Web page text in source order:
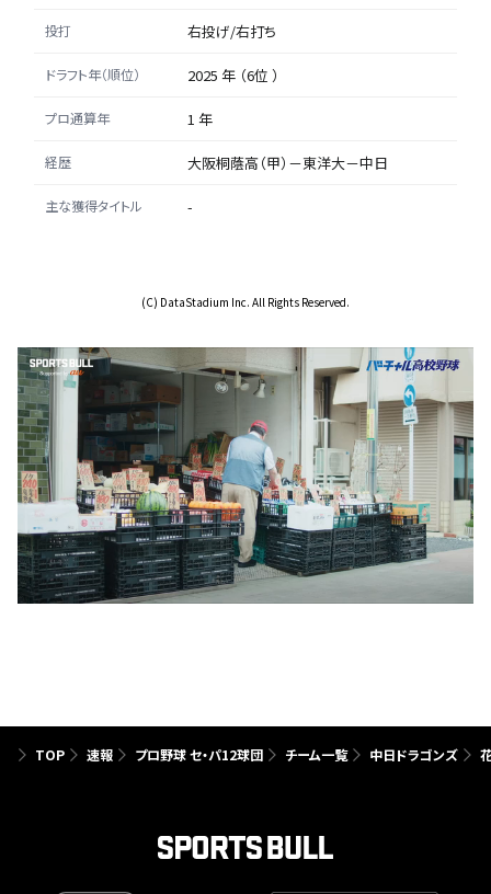
投打 右投げ/右打ち
ドラフト年（順位） 2025 年 （6位 ）
プロ通算年 1 年
経歴 大阪桐蔭高（甲）－東洋大－中日
主な獲得タイトル -
(C) DataStadium Inc. All Rights Reserved.
TOP 速報 プロ野球 セ・パ12球団 チーム一覧 中日ドラゴンズ